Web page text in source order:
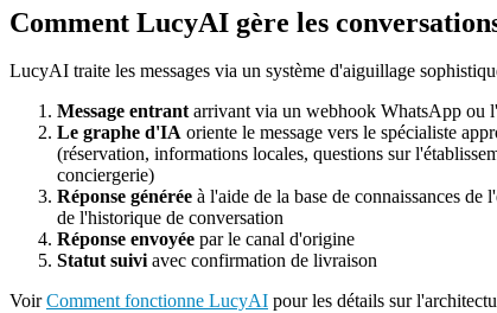
Comment LucyAI gère les
LucyAI traite les messages via un système d'aiguillage
Message entrant arrivant via un webhook WhatsApp ou
Le graphe d'IA oriente le message vers le spécialiste
(réservation, informations locales, questions sur
conciergerie)
Réponse générée à l'aide de la base de connaissances de
de l'historique de conversation
Réponse envoyée par le canal d'origine
Statut suivi avec confirmation de livraison
VoirComment fonctionne LucyAI pour les détails sur